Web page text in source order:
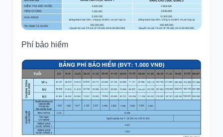
Phí bảo hiểm